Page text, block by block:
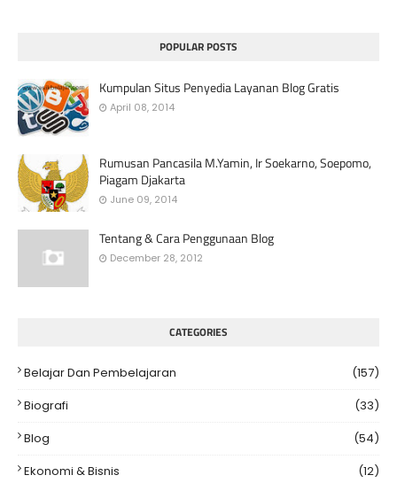
POPULAR POSTS
Kumpulan Situs Penyedia Layanan Blog Gratis
April 08, 2014
Rumusan Pancasila M.Yamin, Ir Soekarno, Soepomo,
Piagam Djakarta
June 09, 2014
Tentang & Cara Penggunaan Blog
December 28, 2012
CATEGORIES
Belajar Dan Pembelajaran
(157)
Biografi
(33)
Blog
(54)
Ekonomi & Bisnis
(12)